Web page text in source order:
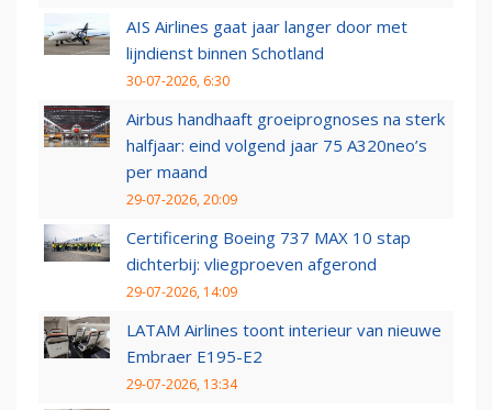
AIS Airlines gaat jaar langer door met
lijndienst binnen Schotland
30-07-2026, 6:30
Airbus handhaaft groeiprognoses na sterk
halfjaar: eind volgend jaar 75 A320neo’s
per maand
29-07-2026, 20:09
Certificering Boeing 737 MAX 10 stap
dichterbij: vliegproeven afgerond
29-07-2026, 14:09
LATAM Airlines toont interieur van nieuwe
Embraer E195-E2
29-07-2026, 13:34